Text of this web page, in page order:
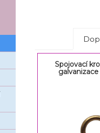
Spojovací